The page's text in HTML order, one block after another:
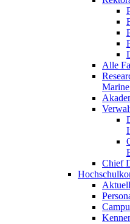
Alle
Chief